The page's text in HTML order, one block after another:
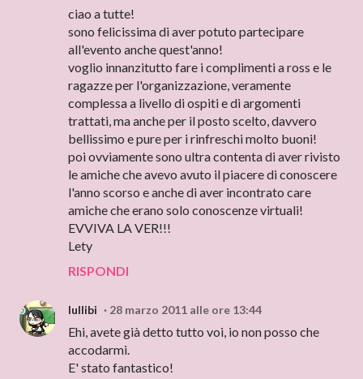
ciao a tutte!
sono felicissima di aver potuto partecipare
all'evento anche quest'anno!
voglio innanzitutto fare i complimenti a ross e le
ragazze per l'organizzazione, veramente
complessa a livello di ospiti e di argomenti
trattati, ma anche per il posto scelto, davvero
bellissimo e pure per i rinfreschi molto buoni!
poi ovviamente sono ultra contenta di aver rivisto
le amiche che avevo avuto il piacere di conoscere
l'anno scorso e anche di aver incontrato care
amiche che erano solo conoscenze virtuali!
EVVIVA LA VER!!!
Lety
RISPONDI
lullibi 28 marzo 2011 alle ore 13:44
Ehi, avete già detto tutto voi, io non posso che
accodarmi.
E' stato fantastico!